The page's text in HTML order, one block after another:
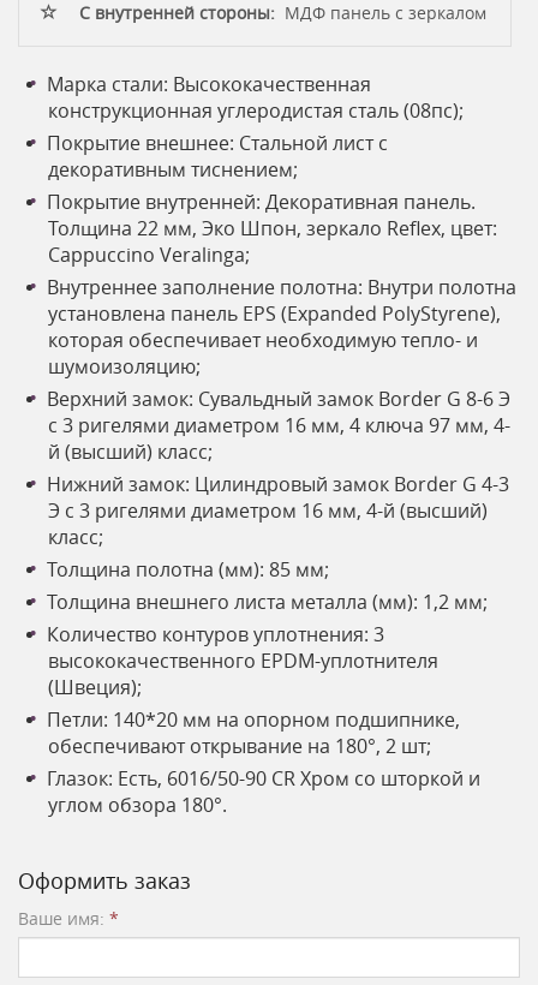
С внутренней стороны: МДФ панель с зеркалом
Марка стали: Высококачественная
конструкционная углеродистая сталь (08пс);
Покрытие внешнее: Стальной лист с
декоративным тиснением;
Покрытие внутренней: Декоративная панель.
Толщина 22 мм, Эко Шпон, зеркало Reflex, цвет:
Cappuccino Veralinga;
Внутреннее заполнение полотна: Внутри полотна
установлена панель EPS (Expanded PolyStyrene),
которая обеспечивает необходимую тепло- и
шумоизоляцию;
Верхний замок: Сувальдный замок Border G 8-6 Э
с 3 ригелями диаметром 16 мм, 4 ключа 97 мм, 4-
й (высший) класс;
Нижний замок: Цилиндровый замок Border G 4-3
Э с 3 ригелями диаметром 16 мм, 4-й (высший)
класс;
Толщина полотна (мм): 85 мм;
Толщина внешнего листа металла (мм): 1,2 мм;
Количество контуров уплотнения: 3
высококачественного EPDM-уплотнителя
(Швеция);
Петли: 140*20 мм на опорном подшипнике,
обеспечивают открывание на 180°, 2 шт;
Глазок: Есть, 6016/50-90 CR Хром со шторкой и
углом обзора 180°.
Оформить заказ
Ваше имя: *